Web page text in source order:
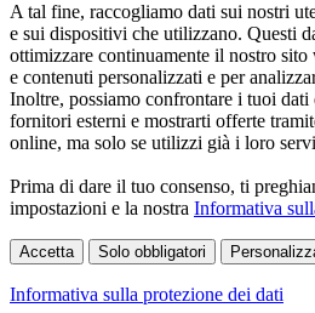
A tal fine, raccogliamo dati sui nostri
e sui dispositivi che utilizzano. Questi
ottimizzare continuamente il nostro
e contenuti personalizzati e per
Inoltre, possiamo confrontare i tuoi
fornitori esterni e mostrarti offerte
online, ma solo se utilizzi già i loro
Prima di dare il tuo consenso, ti
impostazioni e la nostra Informativa
Accetta Solo obbligatori
Informativa sulla protezione dei dati